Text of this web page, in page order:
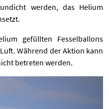
werden, das Helium
gefüllten Fesselballons
Während der Aktion kann
betreten werden.